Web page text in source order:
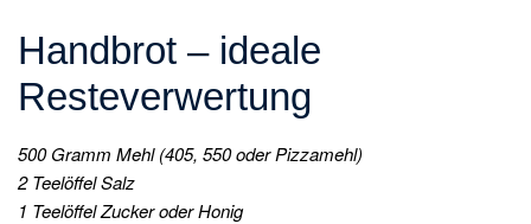
Handbrot – ideale
Resteverwertung
500 Gramm Mehl (405, 550 oder Pizzamehl)
2 Teelöffel Salz
1 Teelöffel Zucker oder Honig